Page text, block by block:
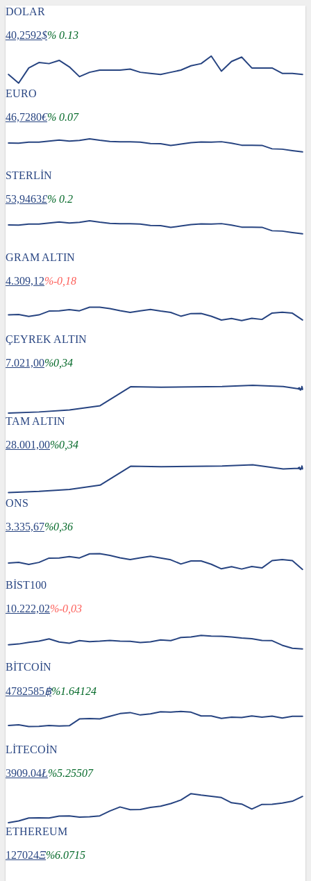
DOLAR
40,2592$% 0.13
EURO
46,7280€% 0.07
STERLİN
53,9463£% 0.2
GRAM ALTIN
4.309,12%-0,18
ÇEYREK ALTIN
7.021,00%0,34
TAM ALTIN
28.001,00%0,34
ONS
3.335,67%0,36
BİST100
10.222,02%-0,03
BİTCOİN
4782585฿%1.64124
LİTECOİN
3909.04Ł%5.25507
ETHEREUM
127024Ξ%6.0715